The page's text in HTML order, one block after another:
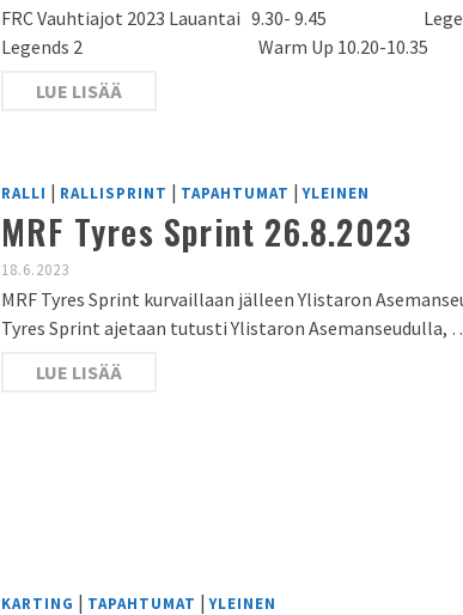
FRC Vauhtiajot 2023 Lauantai
Legends 2 Warm Up
LUE LISÄÄ
RALLI | RALLISPRINT | TAPAHTUMAT |YLEINEN
MRF Tyres Sprint 26.8.2023
18.6.2023
MRF Tyres Sprint kurvaillaan jälleen Ylistaron
Tyres Sprint ajetaan tutusti Ylistaron Asemanseudulla,
LUE LISÄÄ
KARTING | TAPAHTUMAT |YLEINEN